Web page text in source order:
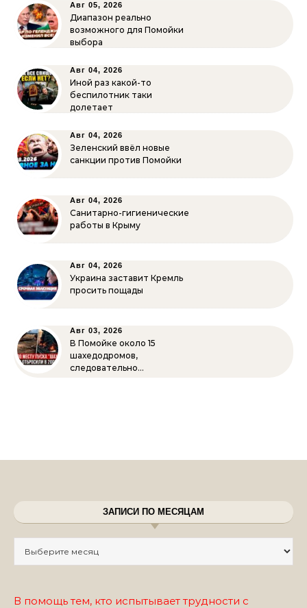
Авг 05, 2026
Диапазон реально
возможного для Помойки
выбора
Авг 04, 2026
Иной раз какой-то
беспилотник таки
долетает
Авг 04, 2026
Зеленский ввёл новые
санкции против Помойки
Авг 04, 2026
Санитарно-гигиенические
работы в Крыму
Авг 04, 2026
Украина заставит Кремль
просить пощады
Авг 03, 2026
В Помойке около 15
шахедодромов,
следовательно…
ЗАПИСИ ПО МЕСЯЦАМ
В помощь тем, кто испытывает трудности с